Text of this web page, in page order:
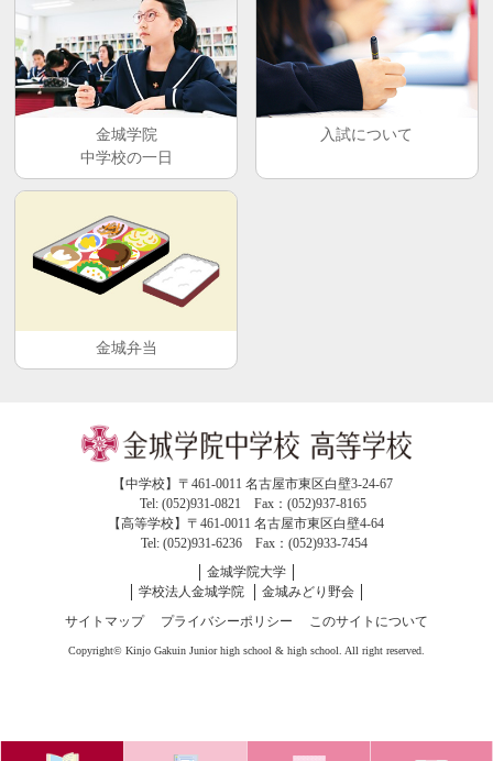
金城学院
中学校の一日
入試について
金城弁当
【中学校】〒461-0011 名古屋市東区白壁3-24-67
Tel: (052)931-0821 Fax：(052)937-8165
【高等学校】〒461-0011 名古屋市東区白壁4-64
Tel: (052)931-6236 Fax：(052)933-7454
金城学院大学
学校法人金城学院
金城みどり野会
サイトマップ
プライバシーポリシー このサイトについて
Copyright© Kinjo Gakuin Junior high school & high school. All right reserved.